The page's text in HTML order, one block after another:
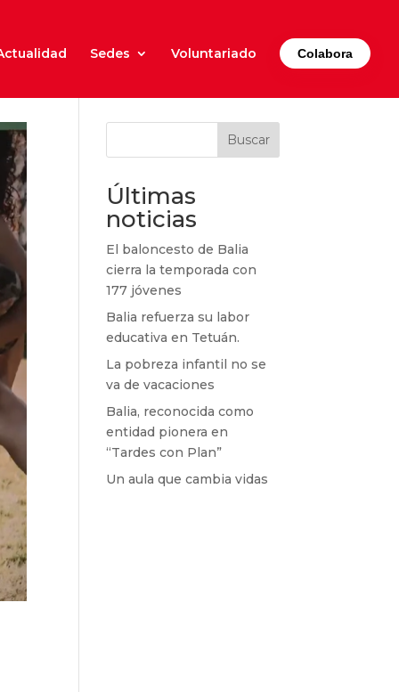
Sedes Voluntariado Colabora
Buscar
Últimas
noticias
El baloncesto de Balia
cierra la temporada con
177 jóvenes
Balia refuerza su labor
educativa en Tetuán.
La pobreza infantil no se
va de vacaciones
Balia, reconocida como
entidad pionera en
“Tardes con Plan”
Un aula que cambia vidas